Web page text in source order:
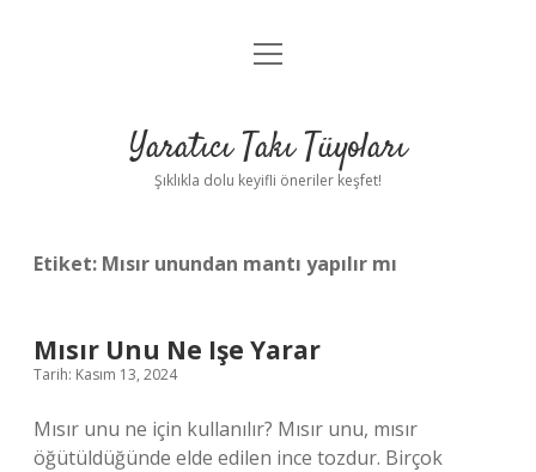
Anasayfa
Yasal Uyarı
menüyü
Yaratıcı Takı Tüyoları
Şıklıkla dolu keyifli öneriler keşfet!
Etiket: Mısır unundan mantı yapılır mı
Mısır Unu Ne Işe Yarar
Tarih: Kasım 13, 2024
Mısır unu ne için kullanılır? Mısır unu, mısır
öğütüldüğünde elde edilen ince tozdur. Birçok